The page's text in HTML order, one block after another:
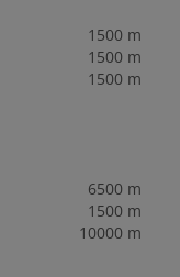
1500 m
1500 m
1500 m
6500 m
1500 m
10000 m